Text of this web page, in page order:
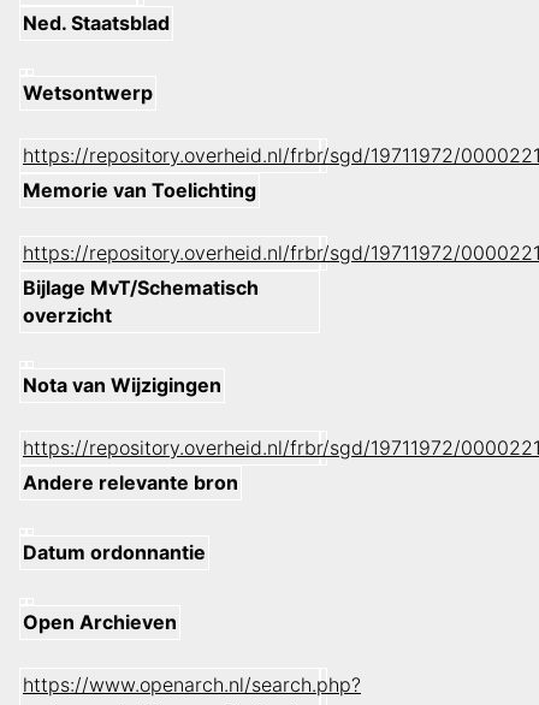
Ned. Staatsblad
Wetsontwerp
https://repository.overheid.nl/frbr/sgd/19711972/
Memorie van Toelichting
https://repository.overheid.nl/frbr/sgd/19711972/
Bijlage MvT/Schematisch
overzicht
Nota van Wijzigingen
https://repository.overheid.nl/frbr/sgd/19711972/
Andere relevante bron
Datum ordonnantie
Open Archieven
https://www.openarch.nl/search.php?